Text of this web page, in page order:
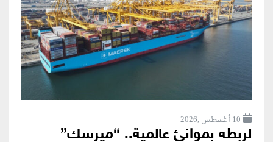
10 أغسطس ,2026
لربطه بموانئ عالمية.. “ميرسك”